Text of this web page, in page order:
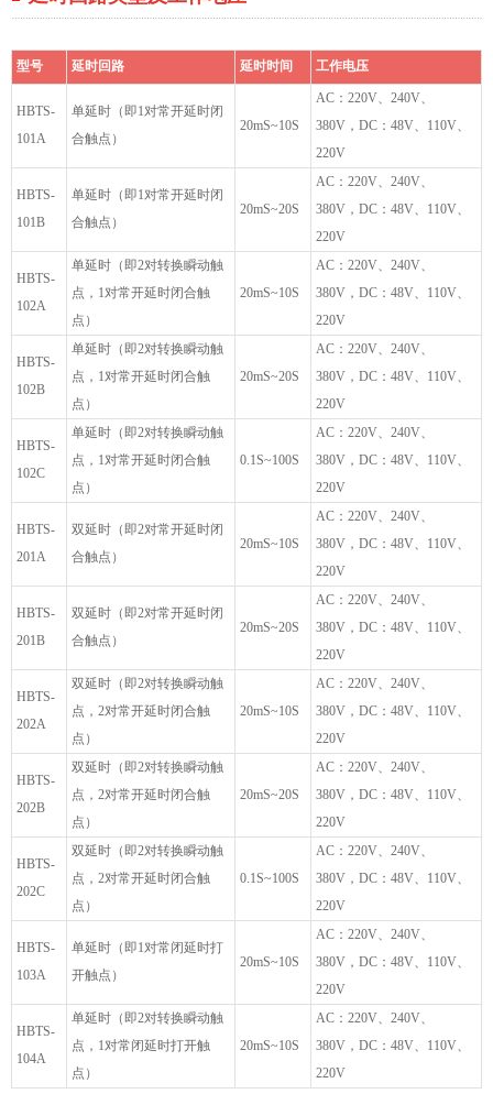
型号 延时回路 延时时间 工作电压
HBTS-
101A
单延时（即1对常开延时闭
合触点）
20mS~10S
AC：220V、240V、
380V，DC：48V、110V、
220V
HBTS-
101B
单延时（即1对常开延时闭
合触点）
20mS~20S
AC：220V、240V、
380V，DC：48V、110V、
220V
HBTS-
102A
单延时（即2对转换瞬动触
点，1对常开延时闭合触
点）
20mS~10S
AC：220V、240V、
380V，DC：48V、110V、
220V
HBTS-
102B
单延时（即2对转换瞬动触
点，1对常开延时闭合触
点）
20mS~20S
AC：220V、240V、
380V，DC：48V、110V、
220V
HBTS-
102C
单延时（即2对转换瞬动触
点，1对常开延时闭合触
点）
0.1S~100S
AC：220V、240V、
380V，DC：48V、110V、
220V
HBTS-
201A
双延时（即2对常开延时闭
合触点）
20mS~10S
AC：220V、240V、
380V，DC：48V、110V、
220V
HBTS-
201B
双延时（即2对常开延时闭
合触点）
20mS~20S
AC：220V、240V、
380V，DC：48V、110V、
220V
HBTS-
202A
双延时（即2对转换瞬动触
点，2对常开延时闭合触
点）
20mS~10S
AC：220V、240V、
380V，DC：48V、110V、
220V
HBTS-
202B
双延时（即2对转换瞬动触
点，2对常开延时闭合触
点）
20mS~20S
AC：220V、240V、
380V，DC：48V、110V、
220V
HBTS-
202C
双延时（即2对转换瞬动触
点，2对常开延时闭合触
点）
0.1S~100S
AC：220V、240V、
380V，DC：48V、110V、
220V
HBTS-
103A
单延时（即1对常闭延时打
开触点）
20mS~10S
AC：220V、240V、
380V，DC：48V、110V、
220V
HBTS-
104A
单延时（即2对转换瞬动触
点，1对常闭延时打开触
点）
20mS~10S
AC：220V、240V、
380V，DC：48V、110V、
220V